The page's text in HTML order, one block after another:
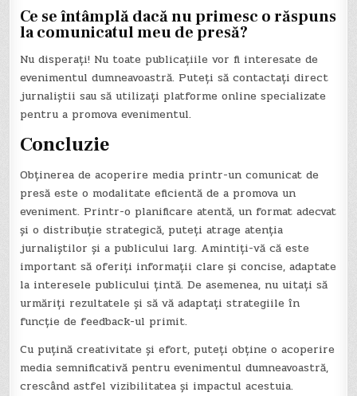
Ce se întâmplă dacă nu primesc o răspuns
la comunicatul meu de presă?
Nu disperați! Nu toate publicațiile vor fi interesate de
evenimentul dumneavoastră. Puteți să contactați direct
jurnaliștii sau să utilizați platforme online specializate
pentru a promova evenimentul.
Concluzie
Obținerea de acoperire media printr-un comunicat de
presă este o modalitate eficientă de a promova un
eveniment. Printr-o planificare atentă, un format adecvat
și o distribuție strategică, puteți atrage atenția
jurnaliștilor și a publicului larg. Amintiți-vă că este
important să oferiți informații clare și concise, adaptate
la interesele publicului țintă. De asemenea, nu uitați să
urmăriți rezultatele și să vă adaptați strategiile în
funcție de feedback-ul primit.
Cu puțină creativitate și efort, puteți obține o acoperire
media semnificativă pentru evenimentul dumneavoastră,
crescând astfel vizibilitatea și impactul acestuia.